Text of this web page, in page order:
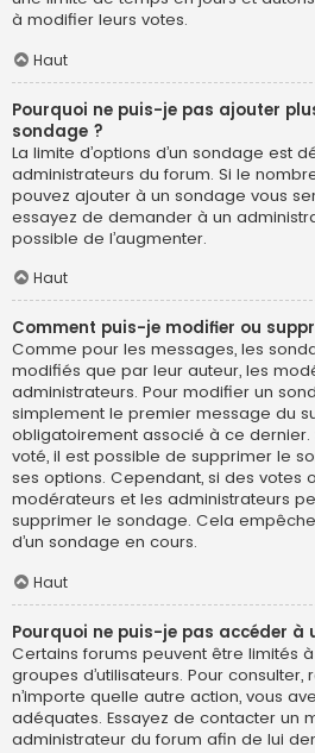
à modifier leurs votes.
Haut
Pourquoi ne puis-je pas ajouter
sondage ?
La limite d’options d’un sondage est
administrateurs du forum. Si le
pouvez ajouter à un sondage vous
essayez de demander à un
possible de l’augmenter.
Haut
Comment puis-je modifier ou
Comme pour les messages, les
modifiés que par leur auteur, les
administrateurs. Pour modifier un
simplement le premier message du
obligatoirement associé à ce dernier.
voté, il est possible de supprimer le
ses options. Cependant, si des votes
modérateurs et les administrateurs
supprimer le sondage. Cela
d’un sondage en cours.
Haut
Pourquoi ne puis-je pas accéder à
Certains forums peuvent être limités
groupes d’utilisateurs. Pour
n’importe quelle autre action, vous
adéquates. Essayez de contacter un
administrateur du forum afin de lui